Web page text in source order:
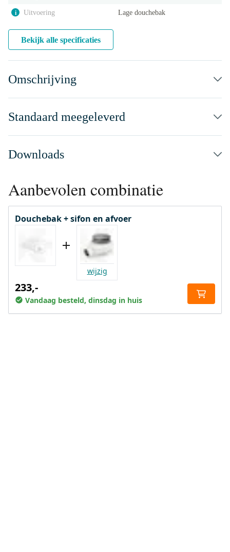
i Uitvoering Lage douchebak
Bekijk alle specificaties
Omschrijving
Standaard meegeleverd
Downloads
Aanbevolen combinatie
Douchebak + sifon en afvoer
wijzig
233,-
Vandaag besteld, dinsdag in huis